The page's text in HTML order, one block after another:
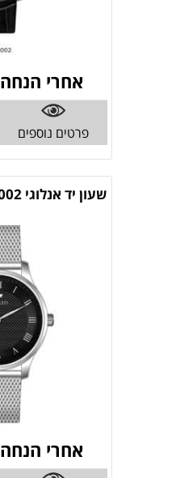
אחרי הנחה
פרטים נוספים
שעון יד אנלוגי CAVALLO CW155002
אחרי הנחה